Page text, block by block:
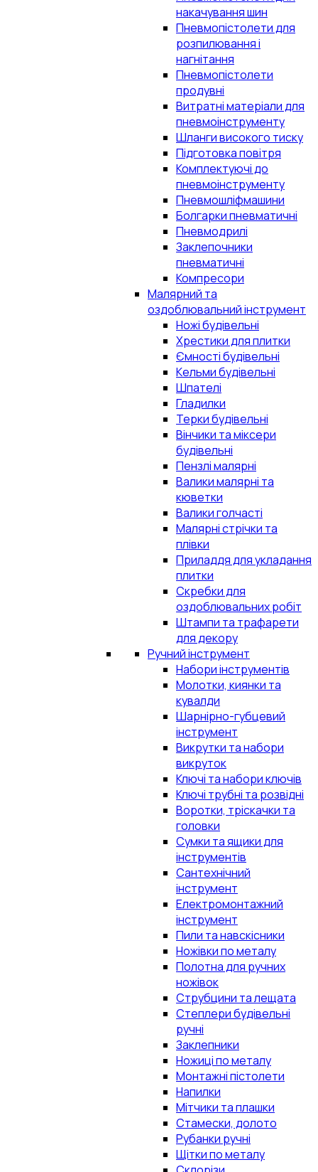
накачування шин
Пневмопістолети для
розпилювання і
нагнітання
Пневмопістолети
продувні
Витратні матеріали для
пневмоінструменту
Шланги високого тиску
Підготовка повітря
Комплектуючі до
пневмоінструменту
Пневмошліфмашини
Болгарки пневматичні
Пневмодрилі
Заклепочники
пневматичні
Компресори
Малярний та
оздоблювальний інструмент
Ножі будівельні
Хрестики для плитки
Ємності будівельні
Кельми будівельні
Шпателі
Гладилки
Терки будівельні
Вінчики та міксери
будівельні
Пензлі малярні
Валики малярні та
кюветки
Валики голчасті
Малярні стрічки та
плівки
Приладдя для укладання
плитки
Скребки для
оздоблювальних робіт
Штампи та трафарети
для декору
Ручний інструмент
Набори інструментів
Молотки, киянки та
кувалди
Шарнірно-губцевий
інструмент
Викрутки та набори
викруток
Ключі та набори ключів
Ключі трубні та розвідні
Воротки, тріскачки та
головки
Сумки та ящики для
інструментів
Сантехнічний
інструмент
Електромонтажний
інструмент
Пили та навскісники
Ножівки по металу
Полотна для ручних
ножівок
Струбцини та лещата
Степлери будівельні
ручні
Заклепники
Ножиці по металу
Монтажні пістолети
Напилки
Мітчики та плашки
Стамески, долото
Рубанки ручні
Щітки по металу